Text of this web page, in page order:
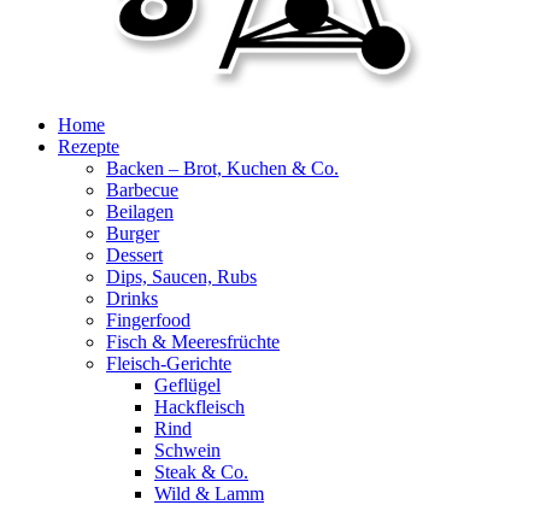
Home
Rezepte
Backen – Brot, Kuchen & Co.
Barbecue
Beilagen
Burger
Dessert
Dips, Saucen, Rubs
Drinks
Fingerfood
Fisch & Meeresfrüchte
Fleisch-Gerichte
Geflügel
Hackfleisch
Rind
Schwein
Steak & Co.
Wild & Lamm